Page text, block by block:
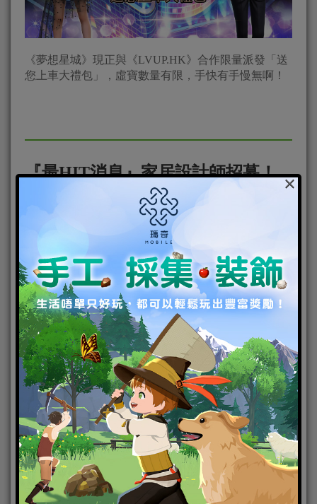
《夢想星城》現正與《LVUP.HK》合作限量派發「送
您上車大禮包」，虛寶數量有限，手快有手慢無啊！
『最HIT消息』家居設計師招募！
《夢想星城》即Pay 30萬現金！
2016-02-26 手機遊戲,
玩家可由即日起到3/10(四)進入活動頁打造屬於自己風
格嘅時尚蝸居並分享活動，獲得最高票數嘅幸運玩
家，將能獲得30萬台幣高額獎金！
×